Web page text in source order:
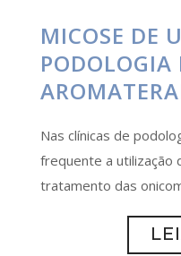
MICOSE DE
PODOLOGIA
Nas clínicas de
frequente a utilização
tratamento das